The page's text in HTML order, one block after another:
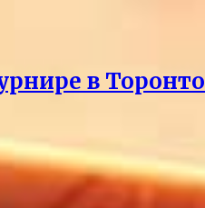
в Торонто